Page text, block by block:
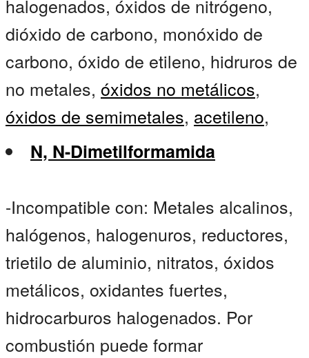
halogenados, óxidos de nitrógeno,
dióxido de carbono, monóxido de
carbono, óxido de etileno, hidruros de
no metales, óxidos no metálicos,
óxidos de semimetales, acetileno,
N, N-Dimetilformamida
-Incompatible con: Metales alcalinos,
halógenos, halogenuros, reductores,
trietilo de aluminio, nitratos, óxidos
metálicos, oxidantes fuertes,
hidrocarburos halogenados. Por
combustión puede formar